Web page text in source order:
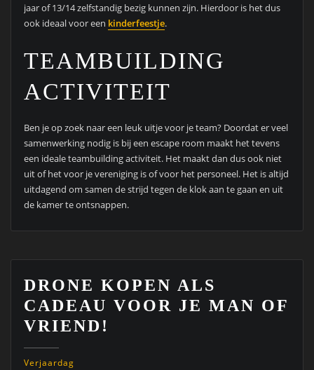
jaar of 13/14 zelfstandig bezig kunnen zijn. Hierdoor is het dus
ook ideaal voor een kinderfeestje.
TEAMBUILDING
ACTIVITEIT
Ben je op zoek naar een leuk uitje voor je team? Doordat er veel
samenwerking nodig is bij een escape room maakt het tevens
een ideale teambuilding activiteit. Het maakt dan dus ook niet
uit of het voor je vereniging is of voor het personeel. Het is altijd
uitdagend om samen de strijd tegen de klok aan te gaan en uit
de kamer te ontsnappen.
DRONE KOPEN ALS
CADEAU VOOR JE MAN OF
VRIEND!
Verjaardag